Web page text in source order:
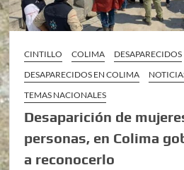
CINTILLO COLIMA
DESAPARECIDOS
DESAPARECIDOS EN COLIMA
TEMAS NACIONALES
Desaparición de
personas, en Colima
a reconocerlo